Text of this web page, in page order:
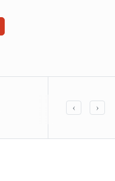
Top 6 over
‹ ›